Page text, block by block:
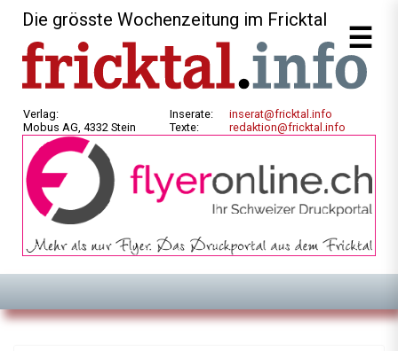
Die grösste Wochenzeitung im Fricktal
Verlag:
Mobus AG, 4332 Stein
Inserate:
Texte:
inserat@fricktal.info
redaktion@fricktal.info